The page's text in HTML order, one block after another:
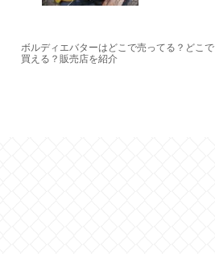
ボルディエバターはどこで売ってる？どこで
買える？販売店を紹介